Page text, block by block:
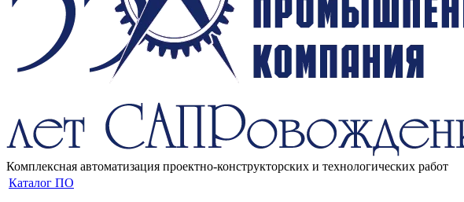
Комплексная автоматизация проектно-конструкторских и технологических работ
Каталог ПО